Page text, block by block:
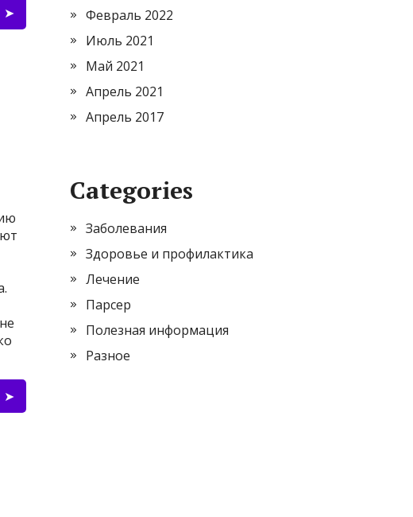
Февраль 2022
Июль 2021
Май 2021
Апрель 2021
Апрель 2017
Categories
Заболевания
Здоровье и профилактика
Лечение
Парсер
Полезная информация
Разное